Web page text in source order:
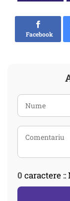
Facebook
0 caractere